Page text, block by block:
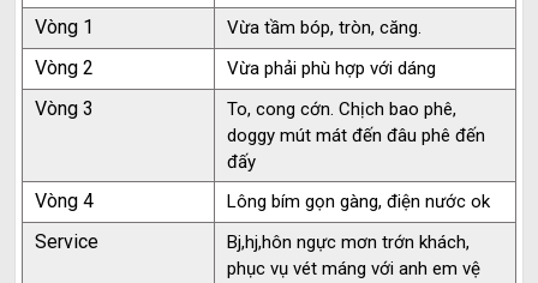
Vòng 1 Vừa tầm bóp, tròn, căng.
Vòng 2 Vừa phải phù hợp với dáng
Vòng 3
To, cong cớn. Chịch bao phê,
doggy mút mát đến đâu phê đến
đấy
Vòng 4 Lông bím gọn gàng, điện nước ok
Service
Bj,hj,hôn ngực mơn trớn khách,
phục vụ vét máng với anh em vệ